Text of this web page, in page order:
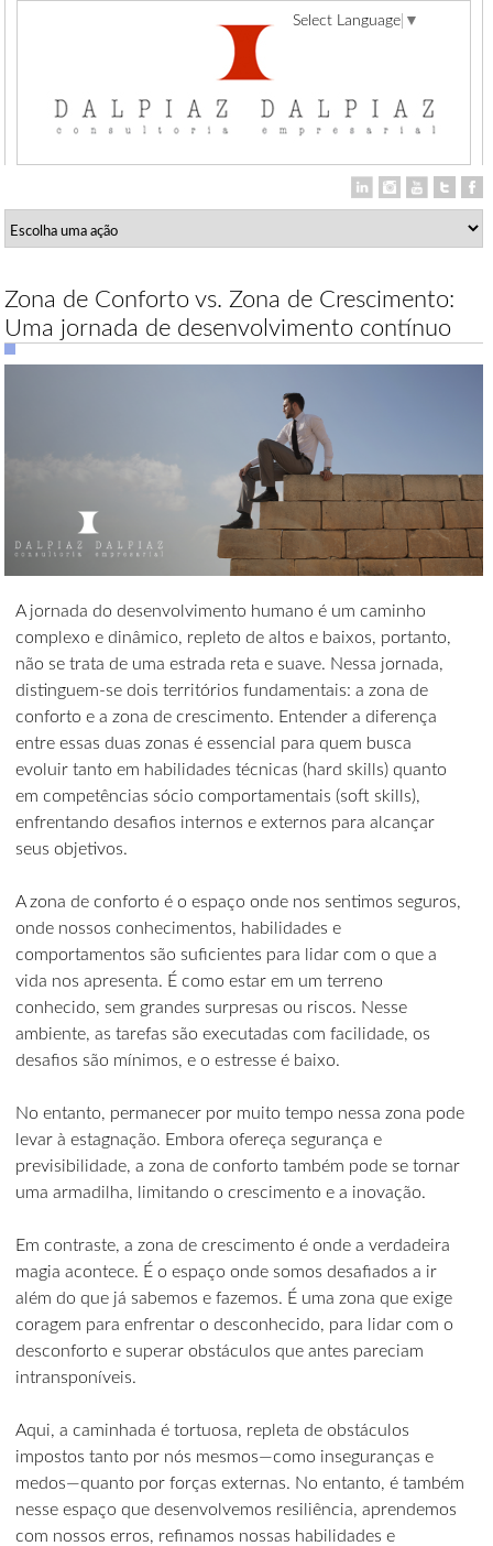
Zona de Conforto vs. Zona de Crescimento:
Uma jornada de desenvolvimento contínuo
A jornada do desenvolvimento humano é um caminho
complexo e dinâmico, repleto de altos e baixos, portanto,
não se trata de uma estrada reta e suave. Nessa jornada,
distinguem-se dois territórios fundamentais: a zona de
conforto e a zona de crescimento. Entender a diferença
entre essas duas zonas é essencial para quem busca
evoluir tanto em habilidades técnicas (hard skills) quanto
em competências sócio comportamentais (soft skills),
enfrentando desafios internos e externos para alcançar
seus objetivos.
A zona de conforto é o espaço onde nos sentimos seguros,
onde nossos conhecimentos, habilidades e
comportamentos são suficientes para lidar com o que a
vida nos apresenta. É como estar em um terreno
conhecido, sem grandes surpresas ou riscos. Nesse
ambiente, as tarefas são executadas com facilidade, os
desafios são mínimos, e o estresse é baixo.
No entanto, permanecer por muito tempo nessa zona pode
levar à estagnação. Embora ofereça segurança e
previsibilidade, a zona de conforto também pode se tornar
uma armadilha, limitando o crescimento e a inovação.
Em contraste, a zona de crescimento é onde a verdadeira
magia acontece. É o espaço onde somos desafiados a ir
além do que já sabemos e fazemos. É uma zona que exige
coragem para enfrentar o desconhecido, para lidar com o
desconforto e superar obstáculos que antes pareciam
intransponíveis.
Aqui, a caminhada é tortuosa, repleta de obstáculos
impostos tanto por nós mesmos—como inseguranças e
medos—quanto por forças externas. No entanto, é também
nesse espaço que desenvolvemos resiliência, aprendemos
com nossos erros, refinamos nossas habilidades e
Select Language ▼